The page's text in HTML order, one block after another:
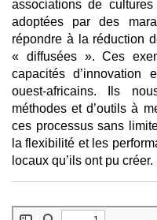
associations de
adoptées par des
répondre à la réduction
« diffusées ». Ces
capacités d’innovation
ouest-africains. Ils
méthodes et d’outils à
ces processus sans
la flexibilité et les
locaux qu’ils ont pu créer.